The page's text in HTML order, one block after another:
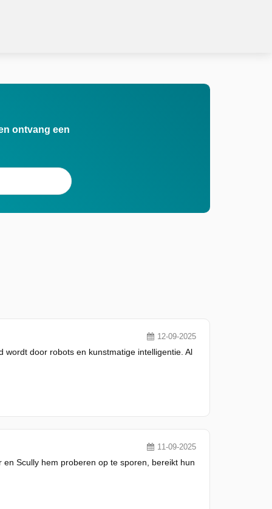
ontvang een
12-09-2025
door robots en kunstmatige intelligentie. Al
11-09-2025
Scully hem proberen op te sporen, bereikt hun